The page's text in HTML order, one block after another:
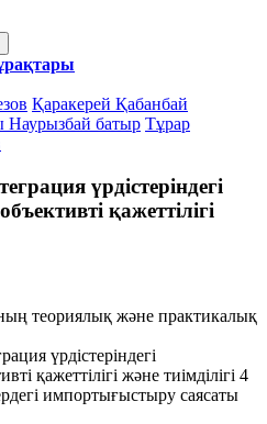
Қаракерей Қабанбай
батыр Тұрар
үрдістеріндегі
қажеттілігі
теориялық және практикалық
үрдістеріндегі
қажеттілігі және тиімділігі 4
импортығыстыру саясаты